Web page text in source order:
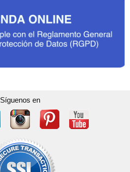
Síguenos en